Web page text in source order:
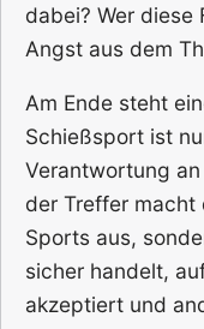
dabei? Wer
Angst aus dem
Am Ende steht
Schießsport ist
Verantwortung
der Treffer macht
Sports aus,
sicher handelt,
akzeptiert und